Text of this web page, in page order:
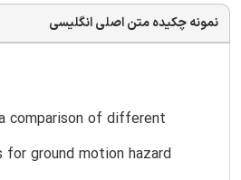
نمونه چکیده متن اصلی انگلیسی
comparison of different
ground motion hazard